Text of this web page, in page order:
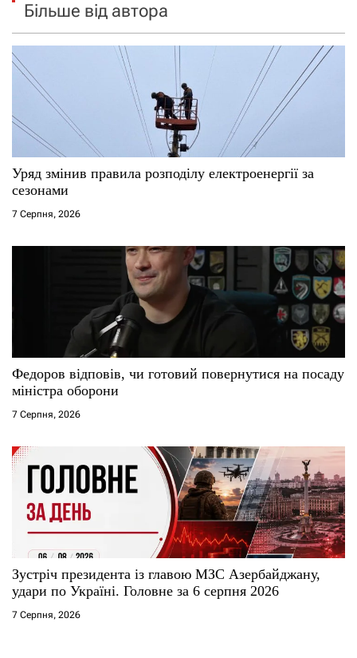
Більше від автора
Уряд змінив правила розподілу електроенергії за
сезонами
7 Серпня, 2026
Федоров відповів, чи готовий повернутися на посаду
міністра оборони
7 Серпня, 2026
Зустріч президента із главою МЗС Азербайджану,
удари по Україні. Головне за 6 серпня 2026
7 Серпня, 2026